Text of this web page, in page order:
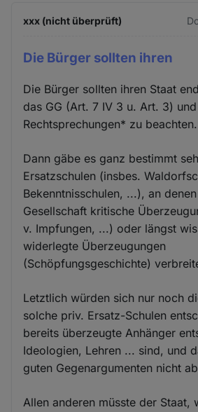
xxx (nicht überprüft)
Die Bürger sollten ihren
Die Bürger sollten ihren Staat
das GG (Art. 7 IV 3 u. Art. 3)
Rechtsprechungen* zu beachten.
Dann gäbe es ganz bestimmt
Ersatzschulen (insbes.
Bekenntnisschulen, ...), an
Gesellschaft kritische
v. Impfungen, ...) oder längst
widerlegte Überzeugungen
(Schöpfungsgeschichte)
Letztlich würden sich nur noch
solche priv. Ersatz-Schulen
bereits überzeugte Anhänger
Ideologien, Lehren ... sind, und
guten Gegenargumenten nicht
Allen anderen müsste der Staat,